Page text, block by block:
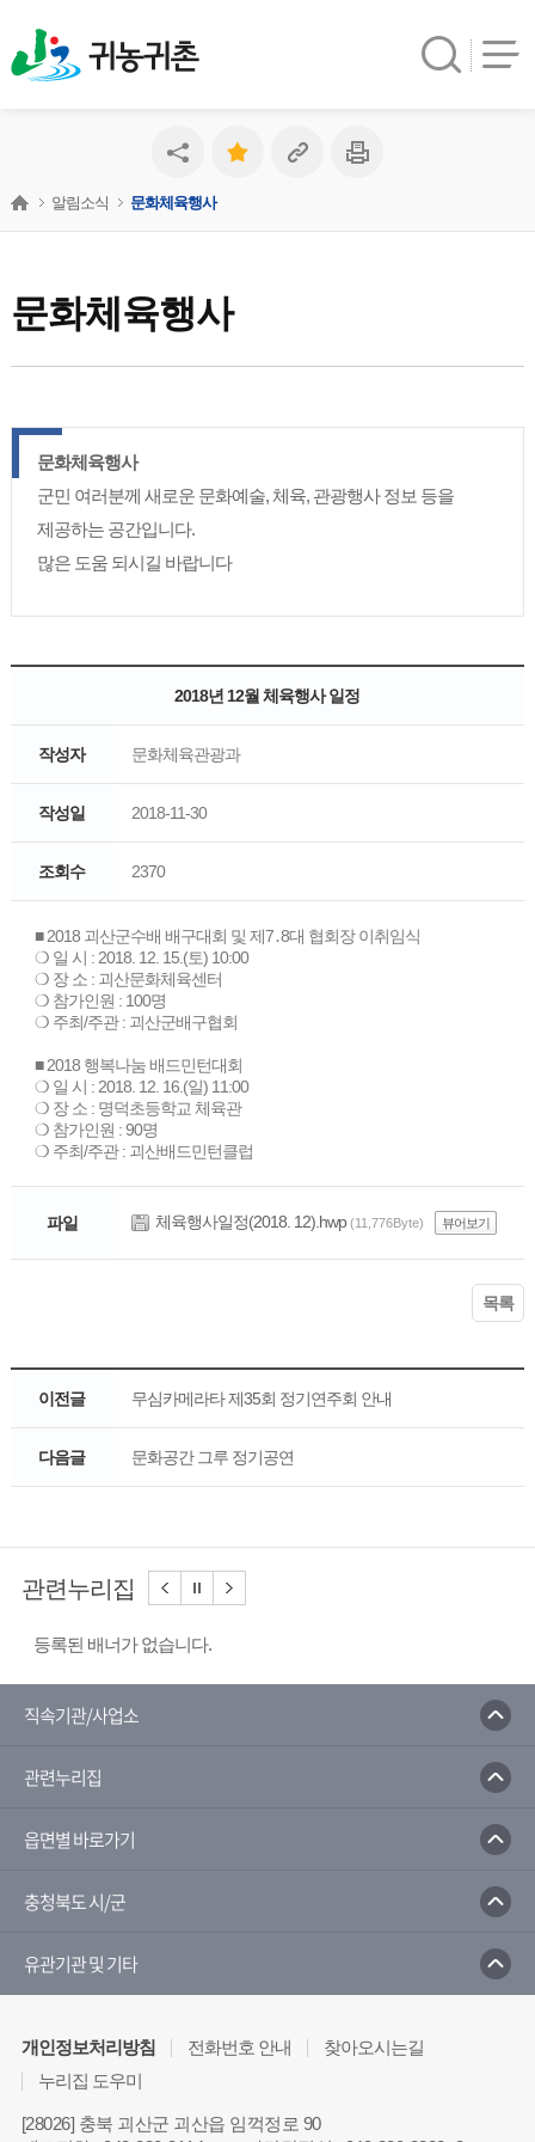
귀농귀촌
문화체육행사
알림소식 문화체육행사
문화체육행사
군민 여러분께 새로운 문화예술, 체육, 관광행사 정보 등을
제공하는 공간입니다.
많은 도움 되시길 바랍니다
2018년 12월 체육행사 일정
작성자 문화체육관광과
작성일 2018-11-30
조회수 2370
■ 2018 괴산군수배 배구대회 및 제7․8대 협회장 이취임식
❍ 일 시 : 2018. 12. 15.(토) 10:00
❍ 장 소 : 괴산문화체육센터
❍ 참가인원 : 100명
❍ 주최/주관 : 괴산군배구협회
■ 2018 행복나눔 배드민턴대회
❍ 일 시 : 2018. 12. 16.(일) 11:00
❍ 장 소 : 명덕초등학교 체육관
❍ 참가인원 : 90명
❍ 주최/주관 : 괴산배드민턴클럽
파일 체육행사일정(2018. 12).hwp (11,776Byte) 뷰어보기
목록
이전글 무심카메라타 제35회 정기연주회 안내
다음글 문화공간 그루 정기공연
관련누리집
등록된 배너가 없습니다.
직속기관/사업소
관련누리집
읍면별 바로가기
충청북도 시/군
유관기관 및 기타
개인정보처리방침 전화번호 안내
찾아오시는길
누리집 도우미
[28026] 충북 괴산군 괴산읍 임꺽정로 90